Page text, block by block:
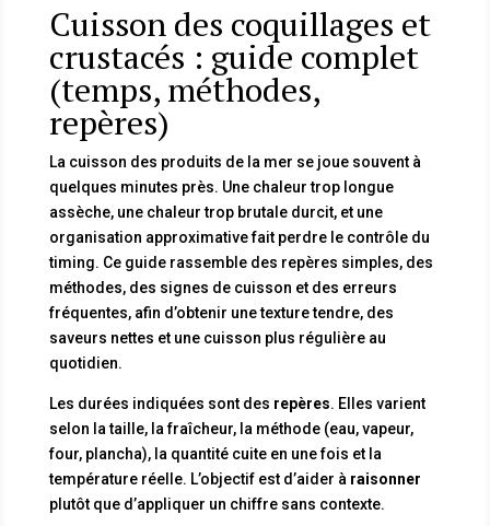
Cuisson des coquillages et
crustacés : guide complet
(temps, méthodes,
repères)
La cuisson des produits de la mer se joue souvent à
quelques minutes près. Une chaleur trop longue
assèche, une chaleur trop brutale durcit, et une
organisation approximative fait perdre le contrôle du
timing. Ce guide rassemble des repères simples, des
méthodes, des signes de cuisson et des erreurs
fréquentes, afin d’obtenir une texture tendre, des
saveurs nettes et une cuisson plus régulière au
quotidien.
Les durées indiquées sont des repères. Elles varient
selon la taille, la fraîcheur, la méthode (eau, vapeur,
four, plancha), la quantité cuite en une fois et la
température réelle. L’objectif est d’aider à raisonner
plutôt que d’appliquer un chiffre sans contexte.